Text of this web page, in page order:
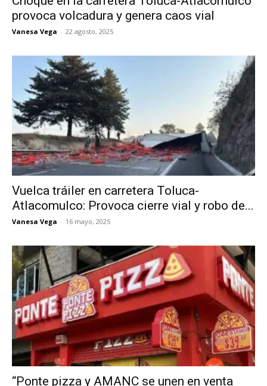
provoca volcadura y genera caos vial
Vanesa Vega - 22 agosto, 2025
Vuelca tráiler en carretera Toluca-
Atlacomulco: Provoca cierre vial y robo de...
Vanesa Vega - 16 mayo, 2025
“Ponte pizza y AMANC se unen en venta